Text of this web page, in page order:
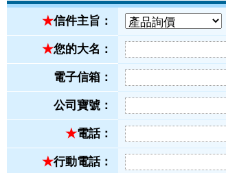
★信件主旨：
★您的大名：
電子信箱：
公司寶號：
★電話：
★行動電話：